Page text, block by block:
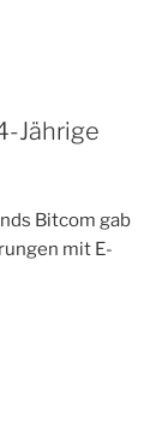
Jährige
Bitcom gab
mit E-